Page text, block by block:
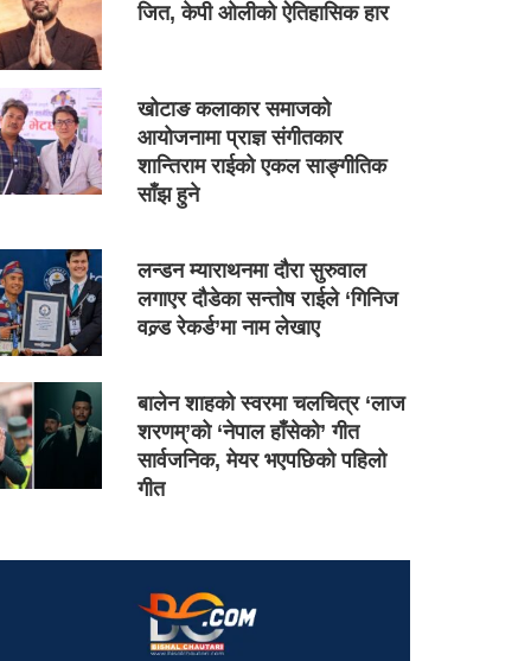
जित, केपी ओलीको ऐतिहासिक हार
खोटाङ कलाकार समाजको
आयोजनामा प्राज्ञ संगीतकार
शान्तिराम राईको एकल साङ्गीतिक
साँझ हुने
लन्डन म्याराथनमा दौरा सुरुवाल
लगाएर दौडेका सन्तोष राईले ‘गिनिज
वल्र्ड रेकर्ड’मा नाम लेखाए
बालेन शाहको स्वरमा चलचित्र ‘लाज
शरणम्’को ‘नेपाल हाँसेको’ गीत
सार्वजनिक, मेयर भएपछिको पहिलो
गीत